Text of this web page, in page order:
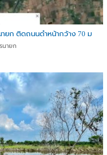
ายก ติดถนนดำหน้ากว้าง 70 ม
นายก